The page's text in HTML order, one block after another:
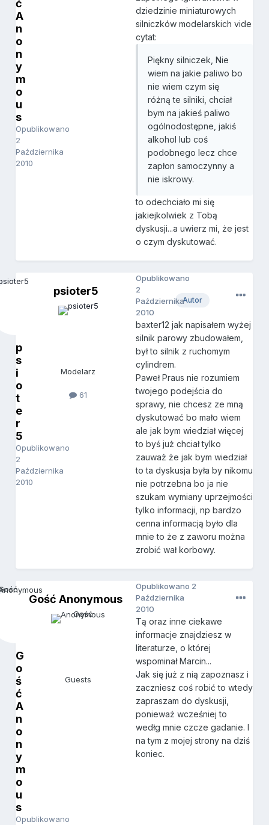
ć
A
n
o
n
y
m
o
u
s
Opublikowano
2
Października
2010
dziedzinie miniaturowych
silniczków modelarskich vide
cytat:
Piękny silniczek, Nie
wiem na jakie paliwo bo
nie wiem czym się
różną te silniki, chciał
bym na jakieś paliwo
ogólnodostępne, jakiś
alkohol lub coś
podobnego lecz chce
zapłon samoczynny a
nie iskrowy.
to odechciało mi się
jakiejkolwiek z Tobą
dyskusji...a uwierz mi, że jest
o czym dyskutować.
p
s
i
o
t
e
r
5
Opublikowano
2
Października
2010
psioter5
Modelarz
61
Autor
Opublikowano
2
Października
2010
baxter12 jak napisałem wyżej
silnik parowy zbudowałem,
był to silnik z ruchomym
cylindrem.
Paweł Praus nie rozumiem
twojego podejścia do
sprawy, nie chcesz ze mną
dyskutować bo mało wiem
ale jak bym wiedział więcej
to byś już chciał tylko
zauważ że jak bym wiedział
to ta dyskusja była by nikomu
nie potrzebna bo ja nie
szukam wymiany uprzejmości
tylko informacji, np bardzo
cenna informacją było dla
mnie to że z zaworu można
zrobić wał korbowy.
G
o
ś
ć
A
n
o
n
y
m
o
u
s
Opublikowano
Gość Anonymous
Guests
Opublikowano 2
Października
2010
Tą oraz inne ciekawe
informacje znajdziesz w
literaturze, o której
wspominał Marcin...
Jak się już z nią zapoznasz i
zaczniesz coś robić to wtedy
zapraszam do dyskusji,
ponieważ wcześniej to
wedłg mnie czcze gadanie. I
na tym z mojej strony na dziś
koniec.